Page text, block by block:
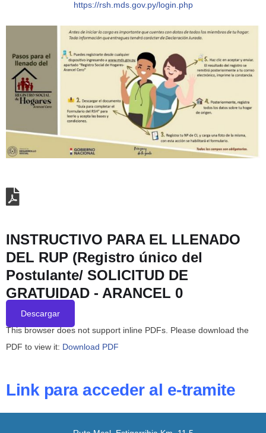
https://rsh.mds.gov.py/login.php
INSTRUCTIVO PARA EL LLENADO
DEL RUP (Registro único del
Postulante/ SOLICITUD DE
GRATUIDAD - ARANCEL 0
Descargar
This browser does not support inline PDFs. Please download the
PDF to view it: Download PDF
Link para acceder al e-tramite